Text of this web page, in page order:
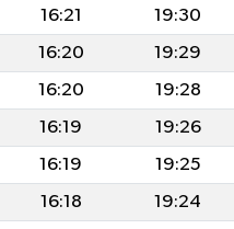
16:21 19:30
16:20 19:29
16:20 19:28
16:19 19:26
16:19 19:25
16:18 19:24